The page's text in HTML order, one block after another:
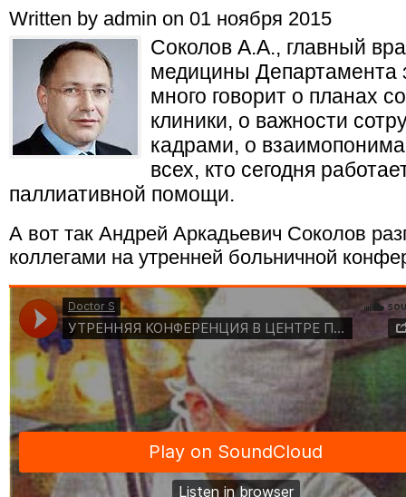
Written by admin on 01 ноября 2015
Соколов А.А., главный
медицины Департамента
много говорит о планах
клиники, о важности
кадрами, о
всех, кто сегодня
паллиативной помощи.
А вот так Андрей Аркадьевич Соколов
коллегами на утренней больничной